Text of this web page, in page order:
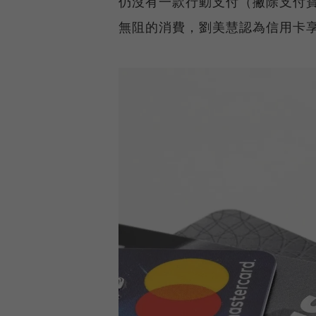
無阻的消費，劉美慧認為信用卡